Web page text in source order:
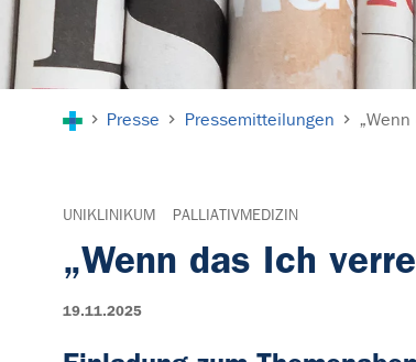
Presse Pressemitteilungen
UNIKLINIKUM PALLIATIVMEDIZIN
„Wenn das Ich
19.11.2025